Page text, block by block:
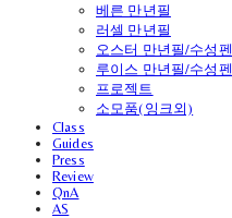
베른 만년필
러셀 만년필
오스터 만년필/수성펜
루이스 만년필/수성펜
프로젝트
소모품(잉크외)
Class
Guides
Press
Review
QnA
AS